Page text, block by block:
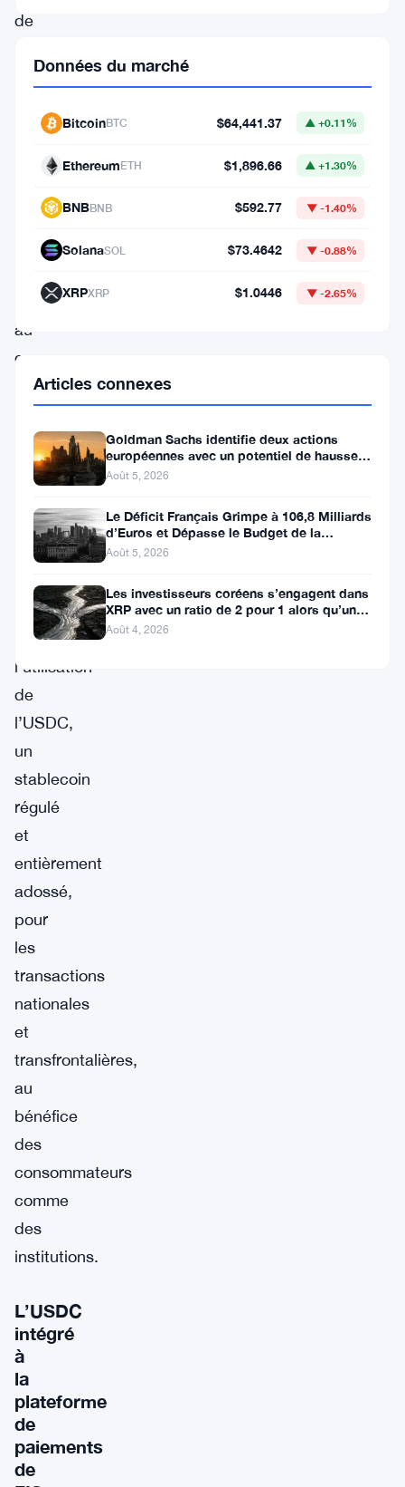
de
la
fintech
National
Information
(FIS)
pour
USDC
au
cœur
des
paiement
Ce
partenariat
vise
accélérer
l’utilisation
de
l’USDC,
un
stablecoin
régulé
et
entièrement
adossé,
pour
les
transactions
nationales
et
transfrontalières,
au
bénéfice
des
consommateurs
comme
des
institutions.
L’USDC
intégré
à
la
plateforme
de
paiements
de
Données du marché
BitcoinBTC $64,441.37 ▲ +0.11%
EthereumETH $1,896.66 ▲ +1.30%
BNBBNB $592.77 ▼ -1.40%
SolanaSOL $73.4642 ▼ -0.88%
XRPXRP $1.0446 ▼ -2.65%
Articles connexes
Goldman Sachs identifie deux actions
européennes avec un potentiel de hausse
de plus de 100 %
Août 5, 2026
Le Déficit Français Grimpe à 106,8 Milliards
d’Euros et Dépasse le Budget de la
Défense
Août 5, 2026
Les investisseurs coréens s’engagent dans
XRP avec un ratio de 2 pour 1 alors qu’un
canal de 80 jours se
Août 4, 2026